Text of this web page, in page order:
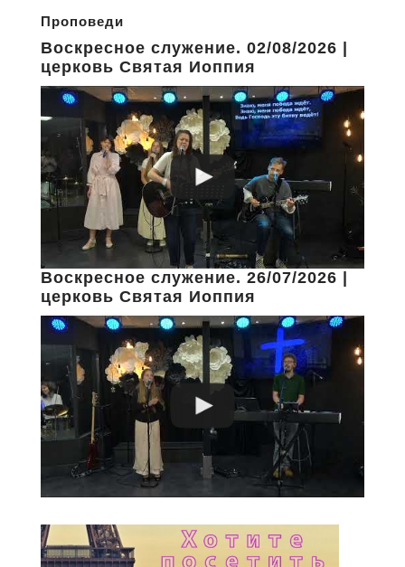
Проповеди
Воскресное служение. 02/08/2026 |
церковь Святая Иоппия
Воскресное служение. 26/07/2026 |
церковь Святая Иоппия